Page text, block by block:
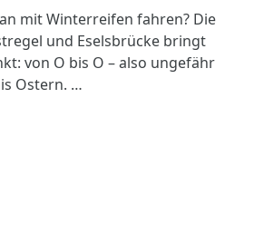
mit Winterreifen fahren? Die
und Eselsbrücke bringt
von O bis O – also ungefähr
Ostern. …